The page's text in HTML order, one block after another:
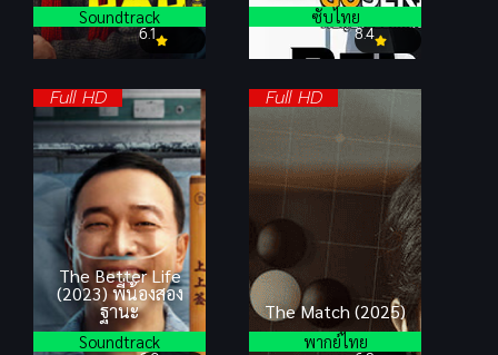
6.1
Soundtrack
8.4
ซับไทย
Full HD
The Better Life
(2023) พี่น้องสอง
ฐานะ
Soundtrack
Full HD
The Match (2025)
พากย์ไทย